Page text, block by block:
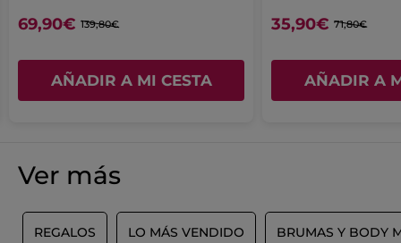
69,90€ 139,80€
AÑADIR A MI CESTA
35,90€ 71,80€
AÑADIR A
Ver más
REGALOS LO MÁS VENDIDO BRUMAS Y BODY